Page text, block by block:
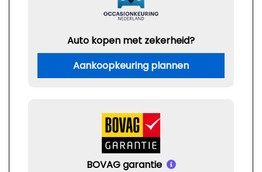
Auto kopen met zekerheid?
Aankoopkeuring plannen
BOVAG garantie